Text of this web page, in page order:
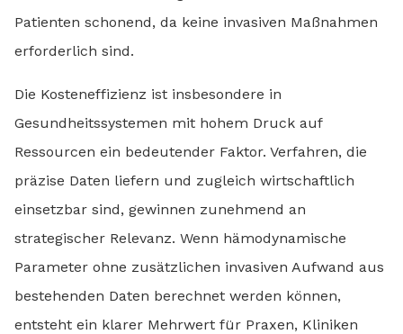
Patienten schonend, da keine invasiven Maßnahmen
erforderlich sind.
Die Kosteneffizienz ist insbesondere in
Gesundheitssystemen mit hohem Druck auf
Ressourcen ein bedeutender Faktor. Verfahren, die
präzise Daten liefern und zugleich wirtschaftlich
einsetzbar sind, gewinnen zunehmend an
strategischer Relevanz. Wenn hämodynamische
Parameter ohne zusätzlichen invasiven Aufwand aus
bestehenden Daten berechnet werden können,
entsteht ein klarer Mehrwert für Praxen, Kliniken